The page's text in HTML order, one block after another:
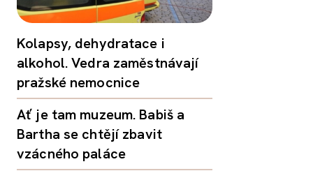
Kolapsy, dehydratace i
alkohol. Vedra zaměstnávají
pražské nemocnice
Ať je tam muzeum. Babiš a
Bartha se chtějí zbavit
vzácného paláce